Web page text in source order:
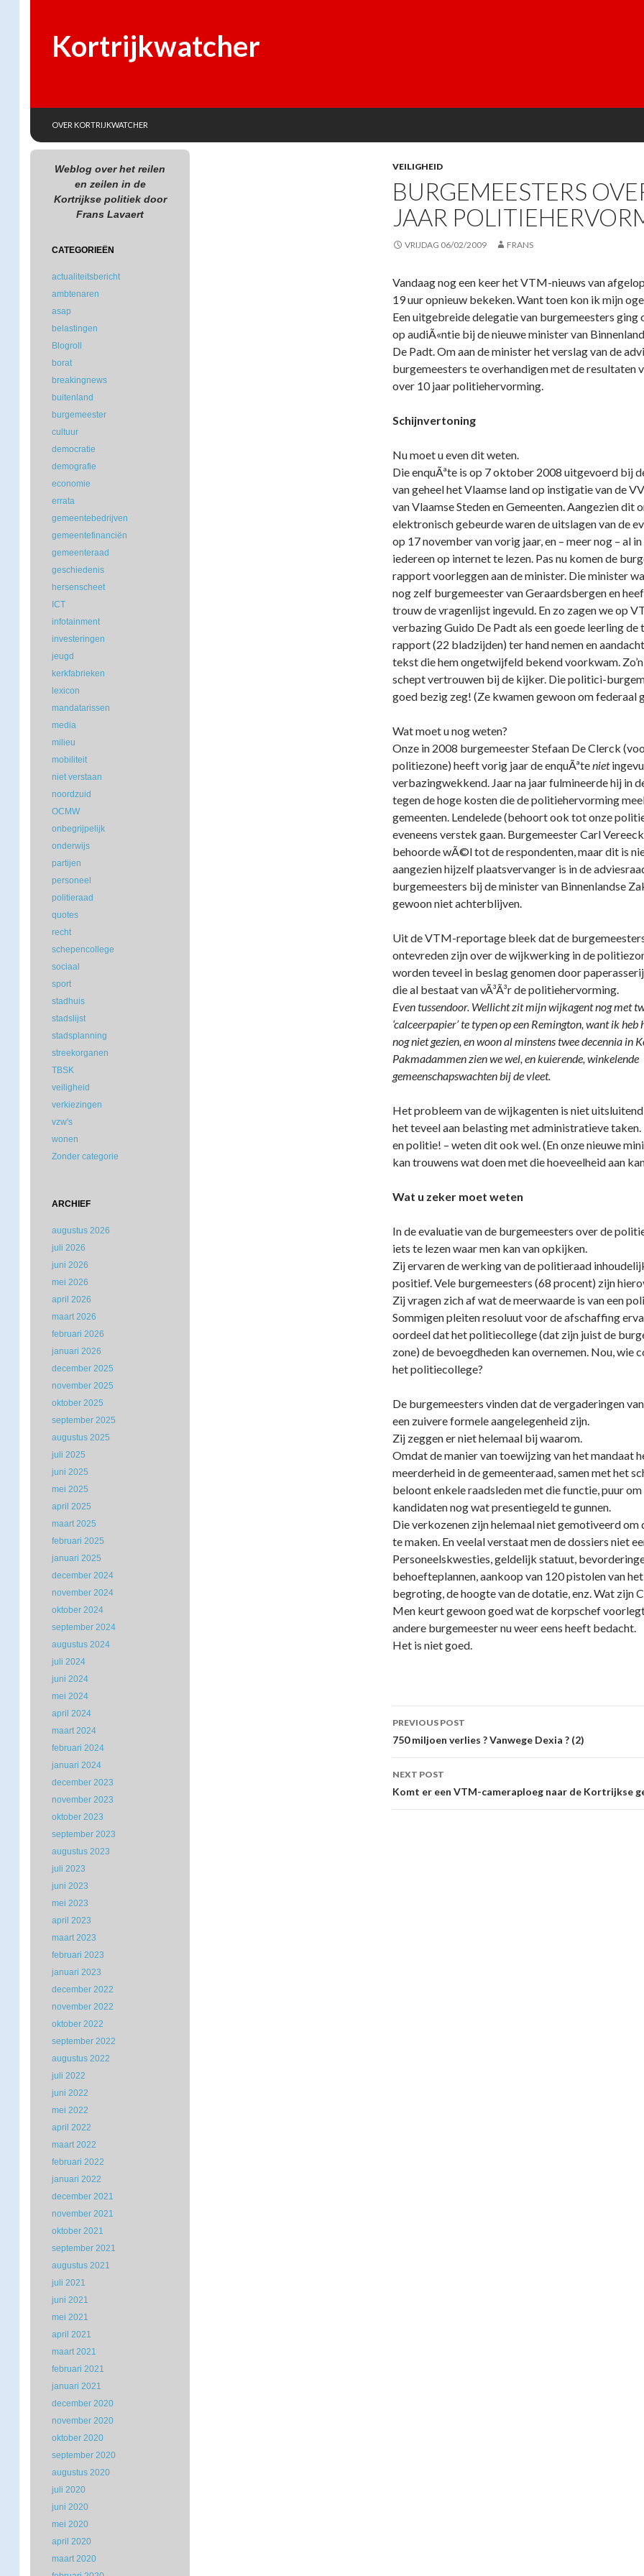
Kortrijkwatcher
OVER KORTRIJKWATCHER
VEILIGHEID
BURGEMEESTERS
JAAR
VRIJDAG 06/02/2009 FRANS
Vandaag nog een keer het VTM-nieuws van
19 uur opnieuw bekeken. Want toen kon ik mijn
Een uitgebreide delegatie van burgemeesters ging
op audiÃ«ntie bij de nieuwe minister van
De Padt. Om aan de minister het verslag van de
burgemeesters te overhandigen met de resultaten
over 10 jaar politiehervorming.
Schijnvertoning
Nu moet u even dit weten.
Die enquÃªte is op 7 oktober 2008 uitgevoerd bij
van geheel het Vlaamse land op instigatie van de
van Vlaamse Steden en Gemeenten. Aangezien dit
elektronisch gebeurde waren de uitslagen van de
op 17 november van vorig jaar, en – meer nog – al
iedereen op internet te lezen. Pas nu komen de
rapport voorleggen aan de minister. Die minister
nog zelf burgemeester van Geraardsbergen en
trouw de vragenlijst ingevuld. En zo zagen we op
verbazing Guido De Padt als een goede leerling de
rapport (22 bladzijden) ter hand nemen en
tekst die hem ongetwijfeld bekend voorkwam.
schept vertrouwen bij de kijker. Die politici-
goed bezig zeg! (Ze kwamen gewoon om federaal
Wat moet u nog weten?
Onze in 2008 burgemeester Stefaan De Clerck
politiezone) heeft vorig jaar de enquÃªteniet
verbazingwekkend. Jaar na jaar fulmineerde hij in
tegen de hoge kosten die de politiehervorming
gemeenten. Lendelede (behoort ook tot onze
eveneens verstek gaan. Burgemeester Carl
behoorde wÃ©l tot de respondenten, maar dit is
aangezien hijzelf plaatsvervanger is in de
burgemeesters bij de minister van Binnenlandse
gewoon niet achterblijven.
Uit de VTM-reportage bleek dat de
ontevreden zijn over de wijkwerking in de
worden teveel in beslag genomen door
die al bestaat van vÃ³Ã³r de politiehervorming.
Even tussendoor. Wellicht zit mijn wijkagent nog met
‘calceerpapier’ te typen op een Remington, want ik
nog niet gezien, en woon al minstens twee decennia in
Pakmadammen zien we wel, en kuierende, winkelende
gemeenschapswachten bij de vleet.
Het probleem van de wijkagenten is niet
het teveel aan belasting met administratieve taken.
en politie! – weten dit ook wel. (En onze nieuwe
kan trouwens wat doen met die hoeveelheid aan
Wat u zeker moet weten
In de evaluatie van de burgemeesters over de
iets te lezen waar men kan van opkijken.
Zij ervaren de werking van de politieraad
positief. Vele burgemeesters (68 procent) zijn
Zij vragen zich af wat de meerwaarde is van een
Sommigen pleiten resoluut voor de afschaffing
oordeel dat het politiecollege (dat zijn juist de
zone) de bevoegdheden kan overnemen. Nou, wie
het politiecollege?
De burgemeesters vinden dat de vergaderingen
een zuivere formele aangelegenheid zijn.
Zij zeggen er niet helemaal bij waarom.
Omdat de manier van toewijzing van het mandaat
meerderheid in de gemeenteraad, samen met het
beloont enkele raadsleden met die functie, puur
kandidaten nog wat presentiegeld te gunnen.
Die verkozenen zijn helemaal niet gemotiveerd om
te maken. En veelal verstaat men de dossiers niet
Personeelskwesties, geldelijk statuut,
behoefteplannen, aankoop van 120 pistolen van
begroting, de hoogte van de dotatie, enz. Wat zijn
Men keurt gewoon goed wat de korpschef
andere burgemeester nu weer eens heeft bedacht.
Het is niet goed.
Post
navigation
PREVIOUS POST
750 miljoen verlies ? Vanwege Dexia ? (2)
NEXT POST
Komt er een VTM-cameraploeg naar de Kortrijkse
Weblog over het reilen
en zeilen in de
Kortrijkse politiek door
Frans Lavaert
CATEGORIEËN
actualiteitsbericht
ambtenaren
asap
belastingen
Blogroll
borat
breakingnews
buitenland
burgemeester
cultuur
democratie
demografie
economie
errata
gemeentebedrijven
gemeentefinanciën
gemeenteraad
geschiedenis
hersenscheet
ICT
infotainment
investeringen
jeugd
kerkfabrieken
lexicon
mandatarissen
media
milieu
mobiliteit
niet verstaan
noordzuid
OCMW
onbegrijpelijk
onderwijs
partijen
personeel
politieraad
quotes
recht
schepencollege
sociaal
sport
stadhuis
stadslijst
stadsplanning
streekorganen
TBSK
veiligheid
verkiezingen
vzw's
wonen
Zonder categorie
ARCHIEF
augustus 2026
juli 2026
juni 2026
mei 2026
april 2026
maart 2026
februari 2026
januari 2026
december 2025
november 2025
oktober 2025
september 2025
augustus 2025
juli 2025
juni 2025
mei 2025
april 2025
maart 2025
februari 2025
januari 2025
december 2024
november 2024
oktober 2024
september 2024
augustus 2024
juli 2024
juni 2024
mei 2024
april 2024
maart 2024
februari 2024
januari 2024
december 2023
november 2023
oktober 2023
september 2023
augustus 2023
juli 2023
juni 2023
mei 2023
april 2023
maart 2023
februari 2023
januari 2023
december 2022
november 2022
oktober 2022
september 2022
augustus 2022
juli 2022
juni 2022
mei 2022
april 2022
maart 2022
februari 2022
januari 2022
december 2021
november 2021
oktober 2021
september 2021
augustus 2021
juli 2021
juni 2021
mei 2021
april 2021
maart 2021
februari 2021
januari 2021
december 2020
november 2020
oktober 2020
september 2020
augustus 2020
juli 2020
juni 2020
mei 2020
april 2020
maart 2020